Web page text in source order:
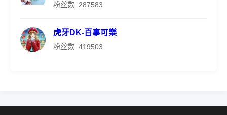
粉丝数: 287583
虎牙DK-百事可樂
粉丝数: 419503